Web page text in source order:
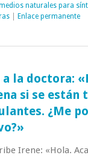
naturales para
| Enlace permanente
a la doctora:
si se
¿Me
Irene: «Hola.